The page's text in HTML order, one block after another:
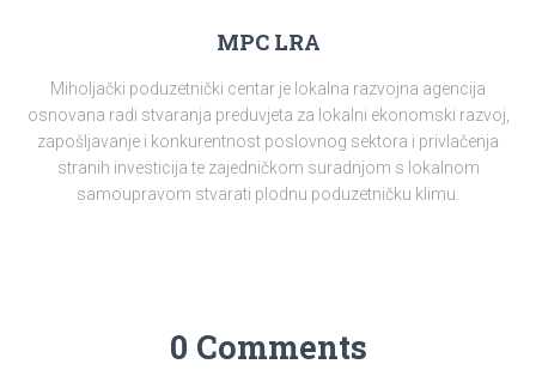
MPC LRA
Miholjački poduzetnički centar je lokalna razvojna agencija
osnovana radi stvaranja preduvjeta za lokalni ekonomski razvoj,
zapošljavanje i konkurentnost poslovnog sektora i privlačenja
stranih investicija te zajedničkom suradnjom s lokalnom
samoupravom stvarati plodnu poduzetničku klimu.
0 Comments